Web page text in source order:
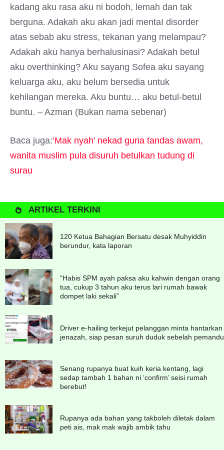
kadang aku rasa aku ni bodoh, lemah dan tak
berguna. Adakah aku akan jadi mentaI disorder
atas sebab aku stress, tekanan yang melampau?
Adakah aku hanya berhalusinasi? Adakah betul
aku overthinking? Aku sayang Sofea aku sayang
keluarga aku, aku belum bersedia untuk
kehilangan mereka. Aku buntu… aku betul-betul
buntu. – Azman (Bukan nama sebenar)
Baca juga:‘Mak nyah’ nekad guna tandas awam,
wanita muslim pula disuruh betulkan tudung di
surau
ARTIKEL TERKINI
120 Ketua Bahagian Bersatu desak Muhyiddin
berundur, kata laporan
“Habis SPM ayah paksa aku kahwin dengan orang
tua, cukup 3 tahun aku terus lari rumah bawak
dompet laki sekali”
Driver e-hailing terkejut pelanggan minta hantarkan
jenazah, siap pesan suruh duduk sebelah pemandu
Senang rupanya buat kuih keria kentang, lagi
sedap tambah 1 bahan ni ‘confirm’ seisi rumah
berebut!
Rupanya ada bahan yang takboleh diletak dalam
peti ais, mak mak wajib ambik tahu